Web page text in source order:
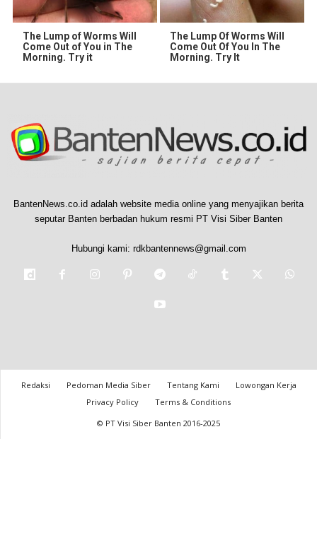
The Lump of Worms Will
Come Out of You in The
Morning. Try it
The Lump Of Worms Will
Come Out Of You In The
Morning. Try It
BantenNews.co.id adalah website media online yang menyajikan berita
seputar Banten berbadan hukum resmi PT Visi Siber Banten
Hubungi kami: rdkbantennews@gmail.com
Redaksi Pedoman Media Siber Tentang Kami
Lowongan Kerja
Privacy Policy
Terms & Conditions
© PT Visi Siber Banten 2016-2025